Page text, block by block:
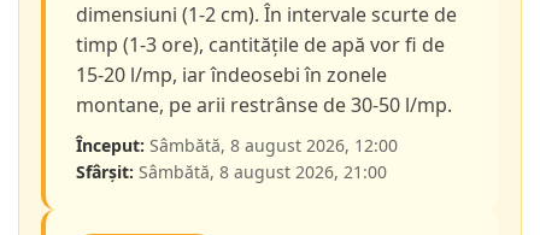
dimensiuni (1-2 cm). În intervale scurte de
timp (1-3 ore), cantitățile de apă vor fi de
15-20 l/mp, iar îndeosebi în zonele
montane, pe arii restrânse de 30-50 l/mp.
Început: Sâmbătă, 8 august 2026, 12:00
Sfârșit: Sâmbătă, 8 august 2026, 21:00